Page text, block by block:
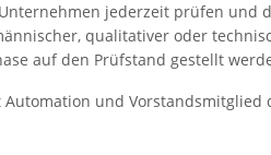
jederzeit prüfen und
qualitativer oder
auf den Prüfstand gestellt
und Vorstandsmitglied